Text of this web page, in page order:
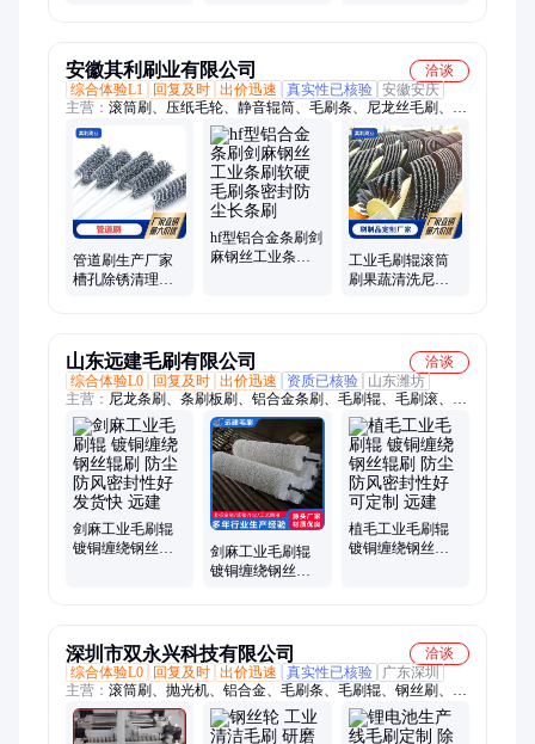
安徽其利刷业有限公司
洽谈
综合体验L1
回复及时 出价迅速 真实性已核验 安徽安庆
主营： 滚筒刷、压纸毛轮、静音辊筒、毛刷条、尼龙丝毛刷、工
业机械毛刷辊、工业毛刷管道刷、马毛剑麻毛刷辊、烧烤清洁
刷、栏杆清扫刷、抛光打磨刷辊、无动力滚筒托辊
管道刷生产厂家
槽孔除锈清理清
hf型铝合金条刷剑
麻钢丝工业条刷
工业毛刷辊滚筒
刷果蔬清洗尼龙
山东远建毛刷有限公司
洽谈
综合体验L0
回复及时 出价迅速 资质已核验
山东潍坊
主营： 尼龙条刷、条刷板刷、铝合金条刷、毛刷辊、毛刷滚、钢
丝条刷、不锈钢条刷
剑麻工业毛刷辊
镀铜缠绕钢丝辊
剑麻工业毛刷辊
镀铜缠绕钢丝辊
植毛工业毛刷辊
镀铜缠绕钢丝辊
深圳市双永兴科技有限公司
洽谈
综合体验L0
回复及时 出价迅速 真实性已核验
广东深圳
主营： 滚筒刷、抛光机、铝合金、毛刷条、毛刷辊、钢丝刷、毛
刷管、工业毛刷、尼龙毛刷、猪鬃毛刷、滚筒毛刷、毛刷扫把、
抛光毛刷、机柜毛刷、扶标毛刷、尼龙刷、清洁刷、毛条刷、弹